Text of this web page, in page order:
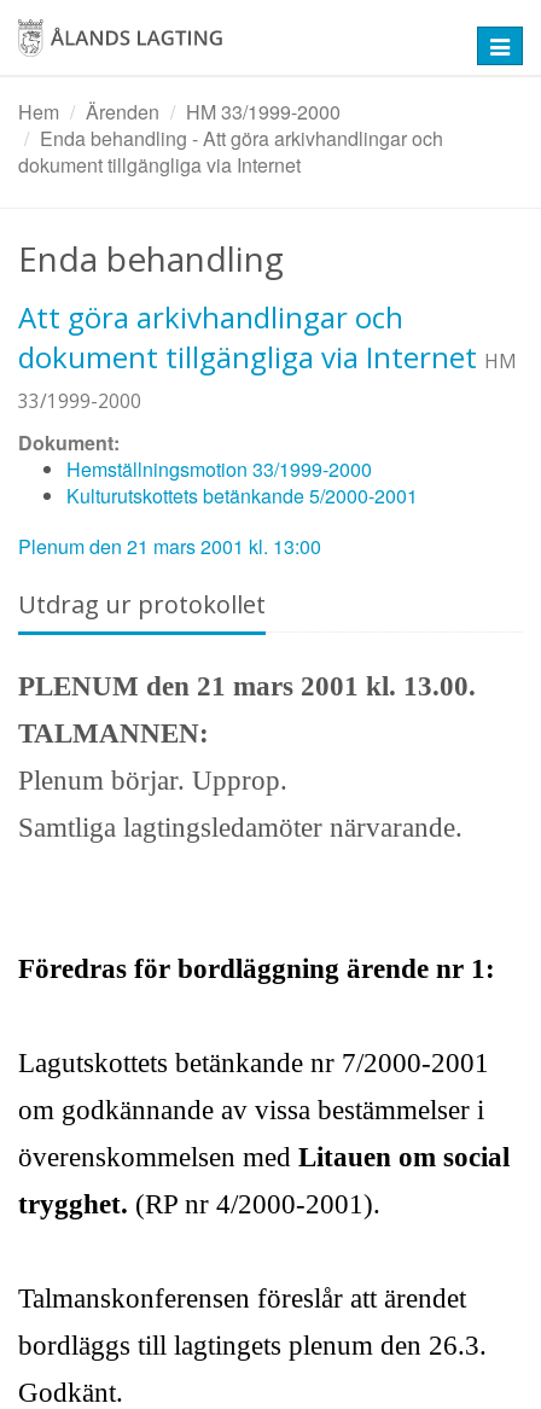
Hoppa
huvudinnehåll
Hem
Ärenden
HM 33/1999-2000
Enda behandling - Att göra arkivhandlingar och
dokument tillgängliga via Internet
Enda behandling
Att göra arkivhandlingar och
dokument tillgängliga via Internet HM
33/1999-2000
Dokument:
Hemställningsmotion 33/1999-2000
Kulturutskottets betänkande 5/2000-2001
Plenum den 21 mars 2001 kl. 13:00
Utdrag ur protokollet
PLENUM den 21 mars 2001 kl. 13.00.
TALMANNEN:
Plenum börjar. Upprop.
Samtliga lagtingsledamöter närvarande.
Föredras för bordläggning ärende nr 1:
Lagutskottets betänkande nr 7/2000-2001
om godkännande av vissa bestämmelser i
överenskommelsen med Litauen om social
trygghet. (RP nr 4/2000-2001).
Talmanskonferensen föreslår att ärendet
bordläggs till lagtingets plenum den 26.3.
Godkänt.